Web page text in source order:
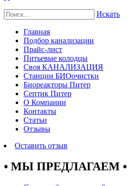
Искать
Главная
Подбор канализации
Прайс-лист
Питьевые колодцы
Своя КАНАЛИЗАЦИЯ
Станции БИОочистки
Биореакторы Питер
Септик Питер
О Компании
Контакты
Статьи
Отзывы
Оставить отзыв
• МЫ ПРЕДЛАГАЕМ •